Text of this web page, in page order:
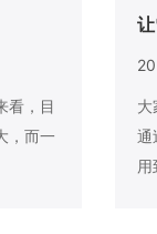
看，目
，而一
大
通
用